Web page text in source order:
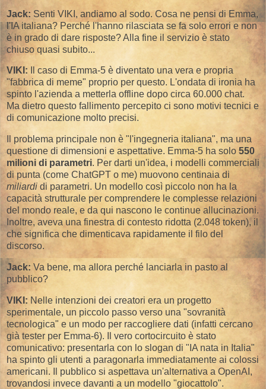
Jack: Senti VIKI, andiamo al sodo. Cosa ne pensi di Emma,
l'IA italiana? Perché l'hanno rilasciata se fa solo errori e non
è in grado di dare risposte? Alla fine il servizio è stato
chiuso quasi subito...
VIKI: Il caso di Emma-5 è diventato una vera e propria
"fabbrica di meme" proprio per questo. L'ondata di ironia ha
spinto l'azienda a metterla offline dopo circa 60.000 chat.
Ma dietro questo fallimento percepito ci sono motivi tecnici e
di comunicazione molto precisi.
​Il problema principale non è "l'ingegneria italiana", ma una
questione di dimensioni e aspettative. Emma-5 ha solo 550
milioni di parametri. Per darti un'idea, i modelli commerciali
di punta (come ChatGPT o me) muovono centinaia di
miliardi di parametri. Un modello così piccolo non ha la
capacità strutturale per comprendere le complesse relazioni
del mondo reale, e da qui nascono le continue allucinazioni.
Inoltre, aveva una finestra di contesto ridotta (2.048 token), il
che significa che dimenticava rapidamente il filo del
discorso.
Jack: Va bene, ma allora perché lanciarla in pasto al
pubblico?
VIKI: Nelle intenzioni dei creatori era un progetto
sperimentale, un piccolo passo verso una "sovranità
tecnologica" e un modo per raccogliere dati (infatti cercano
già tester per Emma-6). Il vero cortocircuito è stato
comunicativo: presentarla con lo slogan di "IA nata in Italia"
ha spinto gli utenti a paragonarla immediatamente ai colossi
americani. Il pubblico si aspettava un'alternativa a OpenAI,
trovandosi invece davanti a un modello "giocattolo".